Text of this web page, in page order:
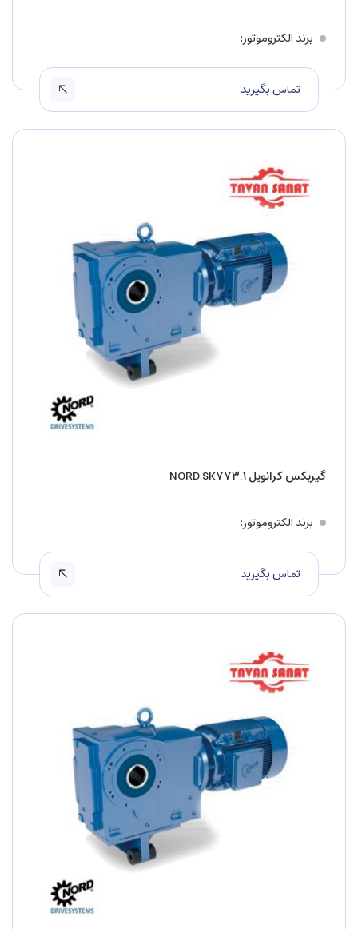
برند الکتروموتور
تماس بگیرید
گیربکس کرانویل NORD SK۷۷۳.۱
برند الکتروموتور
تماس بگیرید